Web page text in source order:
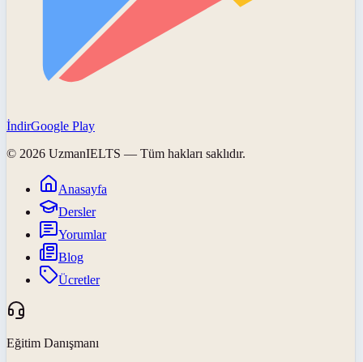
İndirGoogle Play
© 2026 UzmanIELTS — Tüm hakları saklıdır.
Anasayfa
Dersler
Yorumlar
Blog
Ücretler
Eğitim Danışmanı